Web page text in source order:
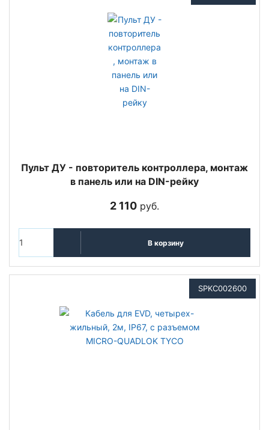
Пульт ДУ - повторитель контроллера, монтаж
в панель или на DIN-рейку
2 110 руб.
В корзину
SPKC002600